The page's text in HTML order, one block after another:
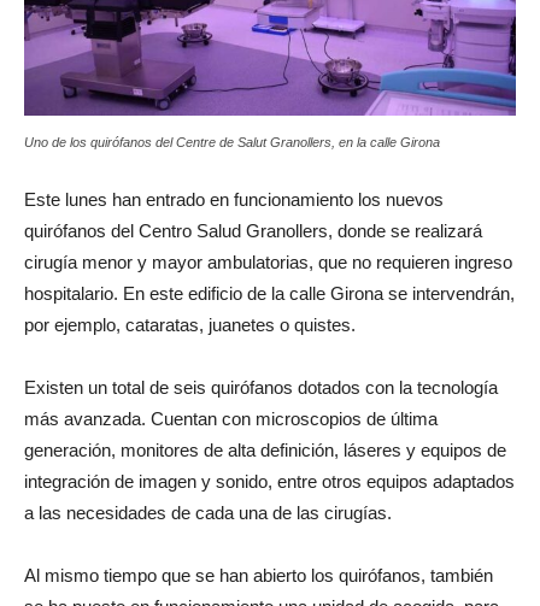
Uno de los quirófanos del Centre de Salut Granollers, en la calle Girona
Este lunes han entrado en funcionamiento los nuevos
quirófanos del Centro Salud Granollers, donde se realizará
cirugía menor y mayor ambulatorias, que no requieren ingreso
hospitalario. En este edificio de la calle Girona se intervendrán,
por ejemplo, cataratas, juanetes o quistes.
Existen un total de seis quirófanos dotados con la tecnología
más avanzada. Cuentan con microscopios de última
generación, monitores de alta definición, láseres y equipos de
integración de imagen y sonido, entre otros equipos adaptados
a las necesidades de cada una de las cirugías.
Al mismo tiempo que se han abierto los quirófanos, también